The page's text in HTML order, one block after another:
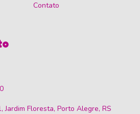
Contato
Jardim Floresta, Porto Alegre, RS